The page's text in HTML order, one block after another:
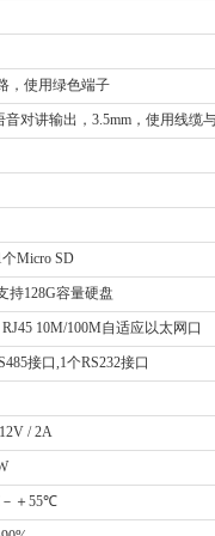
，使用绿色端子
音对讲输出，3.5mm，使用线缆
Micro SD
持128G容量硬盘
10M/100M自适应以太网口
接口,1个RS232接口
/ 2A
＋55℃